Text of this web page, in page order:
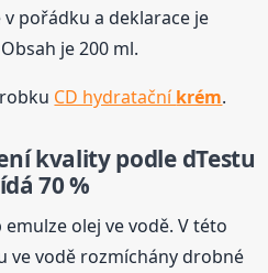
pořádku a deklarace je
je 200 ml.
CD hydratačníkrém.
kvality podle dTestu
70 %
olej ve vodě. V této
ve vodě rozmíchány drobné